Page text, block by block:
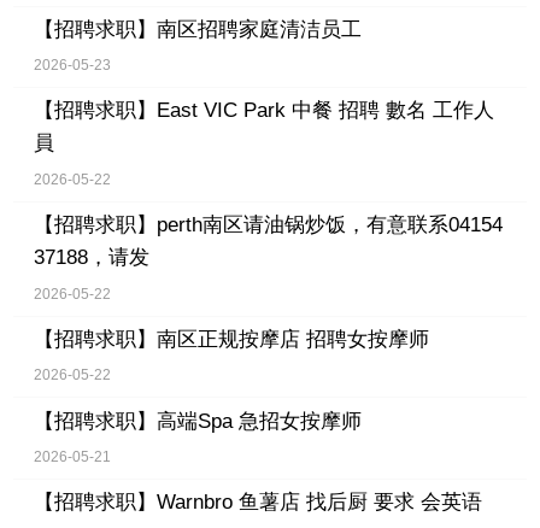
【招聘求职】 南区招聘家庭清洁员工
2026-05-23
【招聘求职】
East VIC Park 中餐 招聘 數名 工作人
員
2026-05-22
【招聘求职】 perth南区请油锅炒饭，有意联系04154
37188，请发
2026-05-22
【招聘求职】 南区正规按摩店 招聘女按摩师
2026-05-22
【招聘求职】 高端Spa 急招女按摩师
2026-05-21
【招聘求职】 Warnbro 鱼薯店 找后厨 要求 会英语